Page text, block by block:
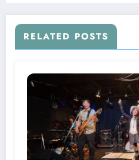
RELATED POSTS